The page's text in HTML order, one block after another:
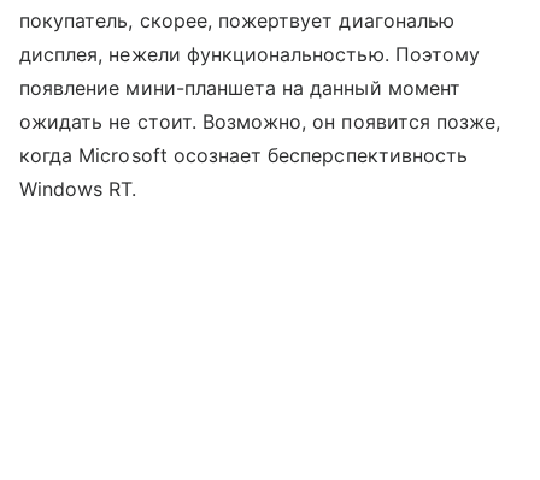
покупатель, скорее, пожертвует диагональю
дисплея, нежели функциональностью. Поэтому
появление мини-планшета на данный момент
ожидать не стоит. Возможно, он появится позже,
когда Microsoft осознает бесперспективность
Windows RT.